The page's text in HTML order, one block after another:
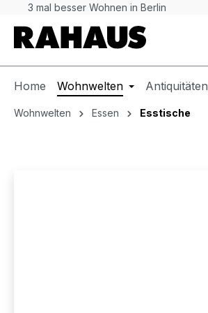
Hauptinhalt springen
Zur Suche springen
Zur Hauptnavigation springen
3 mal besser Wohnen in Berlin
Home Wohnwelten Antiquitäten
Wohnwelten Essen Esstische